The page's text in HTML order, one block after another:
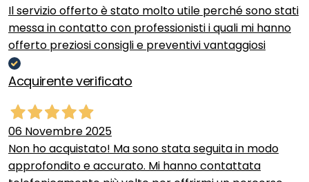
Il servizio offerto è stato molto utile perché sono stati
messa in contatto con professionisti i quali mi hanno
offerto preziosi consigli e preventivi vantaggiosi
Acquirente verificato
06 Novembre 2025
Non ho acquistato! Ma sono stata seguita in modo
approfondito e accurato. Mi hanno contattata